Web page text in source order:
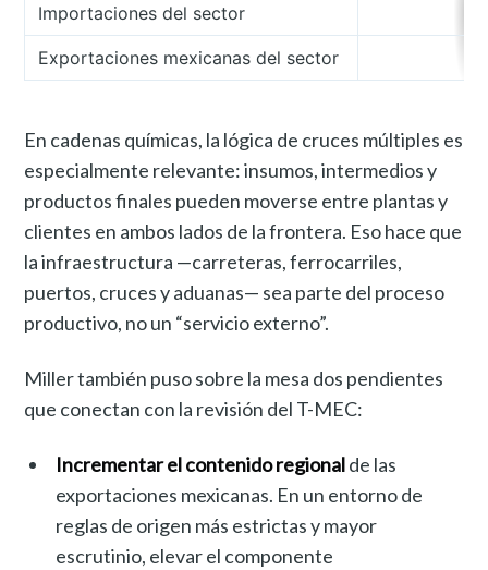
Importaciones del sector
Exportaciones mexicanas del sector
En cadenas químicas, la lógica de cruces múltiples es
especialmente relevante: insumos, intermedios y
productos finales pueden moverse entre plantas y
clientes en ambos lados de la frontera. Eso hace que
la infraestructura —carreteras, ferrocarriles,
puertos, cruces y aduanas— sea parte del proceso
productivo, no un “servicio externo”.
Miller también puso sobre la mesa dos pendientes
que conectan con la revisión del T-MEC:
Incrementar el contenido regionalde las
exportaciones mexicanas. En un entorno de
reglas de origen más estrictas y mayor
escrutinio, elevar el componente